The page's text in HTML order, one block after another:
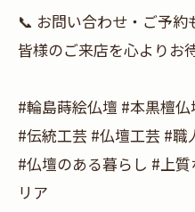
📞 お問い合わせ・ご予約
皆様のご来店を心よりお
#輪島蒔絵仏壇 #本黒檀
#伝統工芸 #仏壇工芸 #職
#仏壇のある暮らし #上
リア